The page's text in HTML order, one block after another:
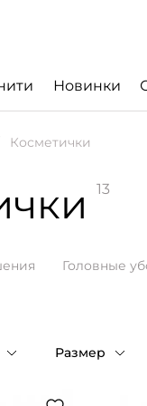
Новинки
Косметички
13
Головные
Размер